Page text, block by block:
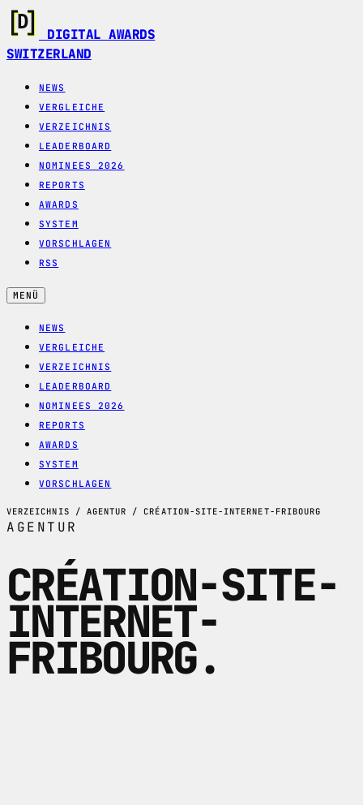
DIGITAL AWARDS
SWITZERLAND
NEWS
VERGLEICHE
VERZEICHNIS
LEADERBOARD
NOMINEES 2026
REPORTS
AWARDS
SYSTEM
VORSCHLAGEN
RSS
MENÜ
NEWS
VERGLEICHE
VERZEICHNIS
LEADERBOARD
NOMINEES 2026
REPORTS
AWARDS
SYSTEM
VORSCHLAGEN
VERZEICHNIS / AGENTUR / CRÉATION-SITE-INTERNET-FRIBOURG
AGENTUR
CRÉATION-SITE-
INTERNET-
FRIBOURG.